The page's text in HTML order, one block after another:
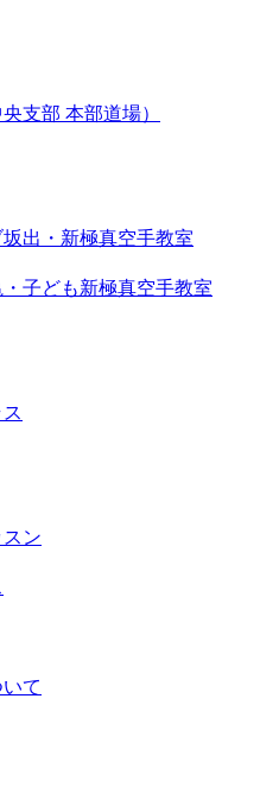
支部 本部道場）
出・新極真空手教室
子ども新極真空手教室
ン
て